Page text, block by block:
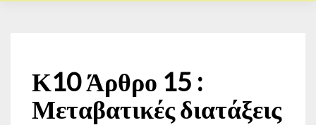
Κ10 Άρθρο 15 :
Μεταβατικές διατάξεις